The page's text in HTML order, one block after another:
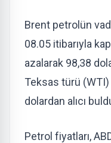
Brent petrolün
08.05 itibarıyla
azalarak 98,38
Teksas türü
dolardan alıcı
Petrol fiyatları,